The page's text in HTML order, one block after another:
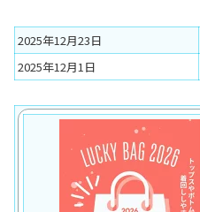
2025年12月23日
2025年12月1日